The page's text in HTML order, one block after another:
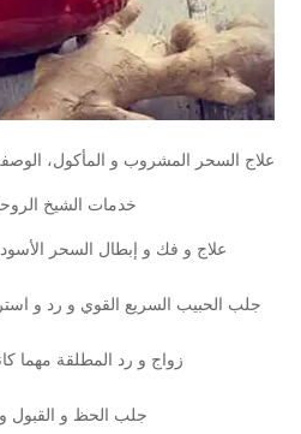
علاج السحر المشروب و المأكول،
خدمات الشيخ
علاج و فك و إبطال السحر
جلب الحبيب السريع القوي و رد و
زواج و رد المطلقة مهما
جلب الحظ و القبول